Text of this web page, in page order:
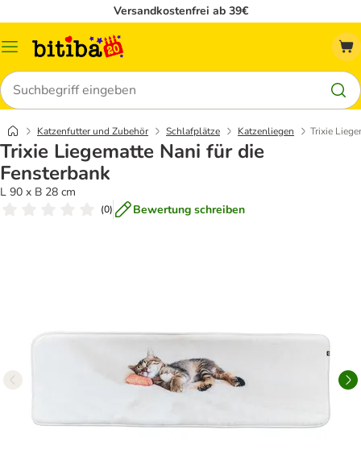
Versandkostenfrei ab 39€
Menü
Suchen
Katzenfutter und Zubehör Schlafplätze Katzenliegen Trixie
Trixie Liegematte Nani für die
Fensterbank
L 90 x B 28 cm
(0) Bewertung schreiben